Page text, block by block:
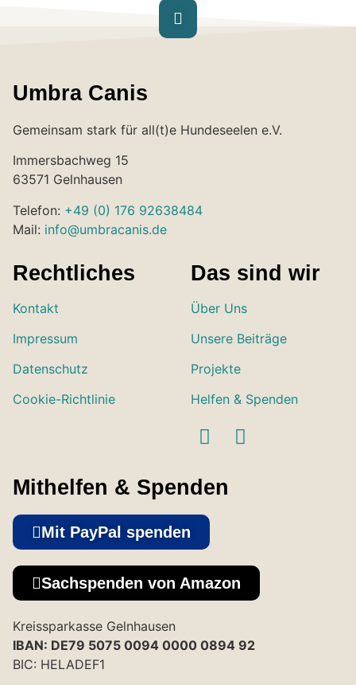
Umbra Canis
Gemeinsam stark für all(t)e Hundeseelen e.V.
Immersbachweg 15
63571 Gelnhausen
Telefon: +49 (0) 176 92638484
Mail: info@umbracanis.de
Rechtliches
Kontakt
Impressum
Datenschutz
Cookie-Richtlinie
Das sind wir
Über Uns
Unsere Beiträge
Projekte
Helfen & Spenden
Mithelfen & Spenden
Mit PayPal spenden
Sachspenden von Amazon
Kreissparkasse Gelnhausen
IBAN: DE79 5075 0094 0000 0894 92
BIC: HELADEF1